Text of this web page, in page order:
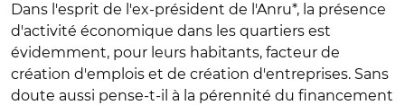
Dans l'esprit de l'ex-président de l'Anru*, la présence
d'activité économique dans les quartiers est
évidemment, pour leurs habitants, facteur de
création d'emplois et de création d'entreprises. Sans
doute aussi pense-t-il à la pérennité du financement